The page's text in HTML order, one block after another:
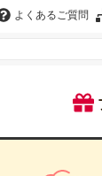
よくあるご質問